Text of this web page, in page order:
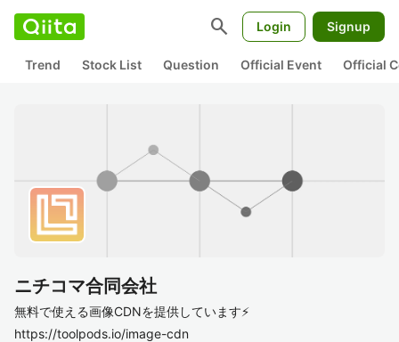
search Login Signup
Trend Stock List Question Official Event Official
ニチコマ合同会社
無料で使える画像CDNを提供しています⚡
https://toolpods.io/image-cdn